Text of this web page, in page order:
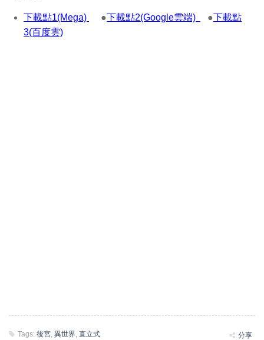
下載點1(Mega) ●下載點2(Google雲端) ●下載點
3(百度雲)
Tags: 後宮 異世界 直立式 分享